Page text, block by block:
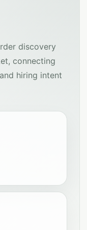
discovery
connecting
hiring intent